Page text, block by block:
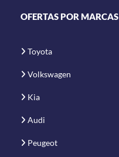
OFERTAS POR MARCAS
Toyota
Volkswagen
Kia
Audi
Peugeot